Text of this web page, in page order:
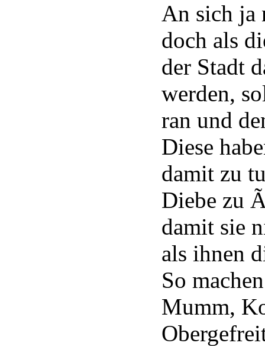
An sich ja
doch als
der Stadt
werden,
ran und
Diese
damit zu
Diebe zu
damit sie
als ihnen
So
Mumm,